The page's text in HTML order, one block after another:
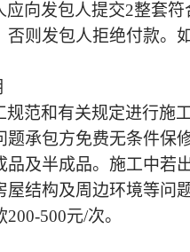
应向发包人提交2整套符
则发包人拒绝付款。
规范和有关规定进行施
题承包方免费无条件保
及半成品。施工中若
屋结构及周边环境等问
200-500元/次。